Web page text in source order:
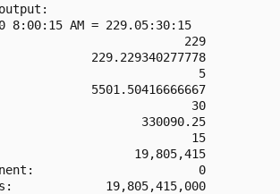
AM = 229.05:30:15
229
229.229340277778
5
5501.50416666667
30
330090.25
15
19,805,415
0
19,805,415,000